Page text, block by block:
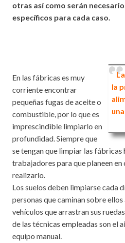
otras así como serán
específicos para cada caso.
la
En las fábricas es muy
corriente encontrar
pequeñas fugas de aceite o
combustible, por lo que es
imprescindible limpiarlo en
profundidad. Siempre que
se tengan que limpiar las fábricas
trabajadores para que planeen en
realizarlo.
Los suelos deben limpiarse cada
personas que caminan sobre
vehículos que arrastran sus
de las técnicas empleadas son el
equipo manual.